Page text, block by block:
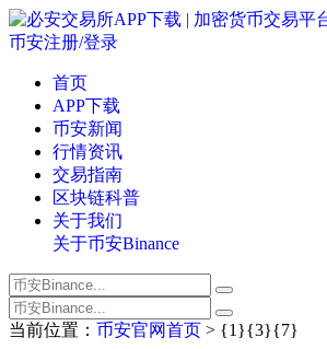
币安注册/登录
首页
APP下载
币安新闻
行情资讯
交易指南
区块链科普
关于我们
关于币安Binance
当前位置： 币安官网首页 > {1}{3}{7}